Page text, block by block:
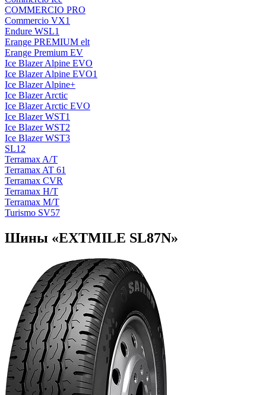
COMMERCIO PRO
Commercio VX1
Endure WSL1
Erange PREMIUM elt
Erange Premium EV
Ice Blazer Alpine EVO
Ice Blazer Alpine EVO1
Ice Blazer Alpine+
Ice Blazer Arctic
Ice Blazer Arctic EVO
Ice Blazer WST1
Ice Blazer WST2
Ice Blazer WST3
SL12
Terramax A/T
Terramax AT 61
Terramax CVR
Terramax H/T
Terramax М/T
Turismo SV57
Шины «EXTMILE SL87N»